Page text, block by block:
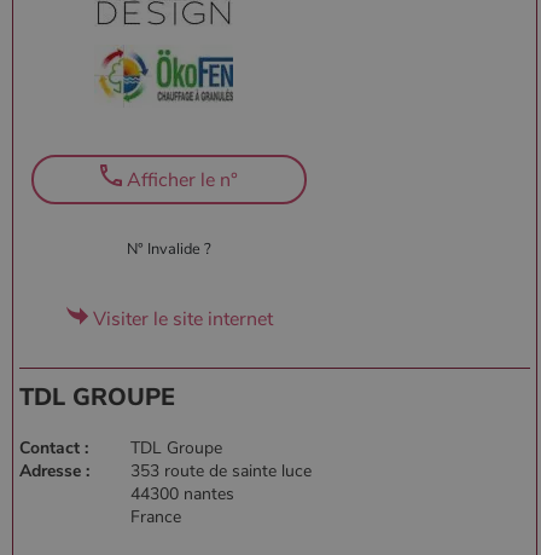
N° Invalide ?
Afficher le n°
Visiter le site internet
TDL GROUPE
Contact :
TDL Groupe
Adresse :
353 route de sainte luce
44300 nantes
France